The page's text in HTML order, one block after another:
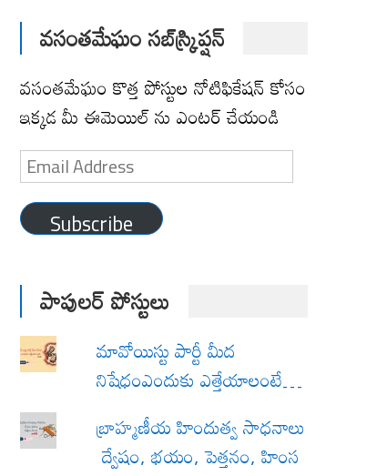
వసంతమేఘం సబ్‌స్క్రిప్షన్
వసంతమేఘం కొత్త పోస్టుల నోటిఫికేషన్ కోసం
ఇక్కడ మీ ఈమెయిల్ ను ఎంటర్ చేయండి
Email
Address
Subscribe
పాపులర్ పోస్టులు
మావోయిస్టు పార్టీ మీద
నిషేధంఎందుకు ఎత్తేయాలంటే…
బ్రాహ్మణీయ హిందుత్వ సాధనాలు
ద్వేషం, భయం, పెత్తనం, హింస